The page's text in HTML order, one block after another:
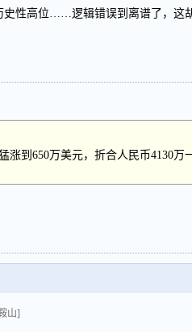
史性高位……逻辑错误到离谱了，这
涨到650万美元，折合人民币4130万
山]